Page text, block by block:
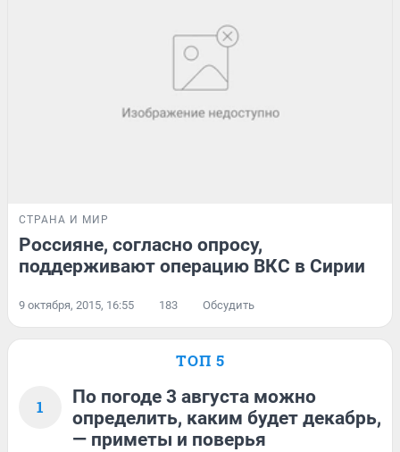
СТРАНА И МИР
Россияне, согласно опросу,
поддерживают операцию ВКС в Сирии
9 октября, 2015, 16:55 183 Обсудить
ТОП 5
1
По погоде 3 августа можно
определить, каким будет декабрь,
— приметы и поверья